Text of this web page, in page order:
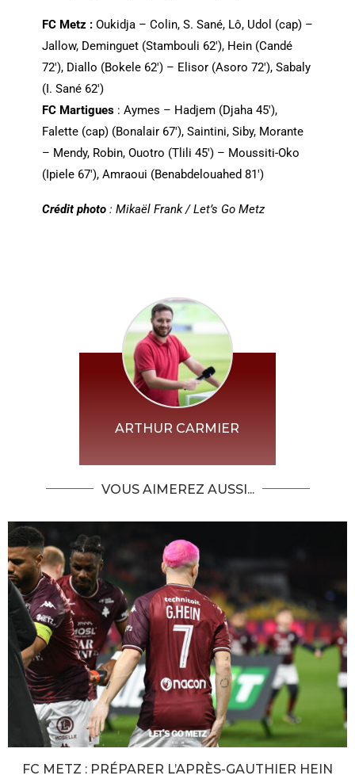
FC Metz : Oukidja – Colin, S. Sané, Lô, Udol (cap) –
Jallow, Deminguet (Stambouli 62′), Hein (Candé
72′), Diallo (Bokele 62′) – Elisor (Asoro 72′), Sabaly
(I. Sané 62′)
FC Martigues: Aymes – Hadjem (Djaha 45′),
Falette (cap) (Bonalair 67′), Saintini, Siby, Morante
– Mendy, Robin, Ouotro (Tlili 45′) – Moussiti-Oko
(Ipiele 67′), Amraoui (Benabdelouahed 81′)
Crédit photo: Mikaël Frank / Let’s Go Metz
ARTHUR CARMIER
VOUS AIMEREZ AUSSI...
FC METZ : PRÉPARER L’APRÈS-GAUTHIER HEIN